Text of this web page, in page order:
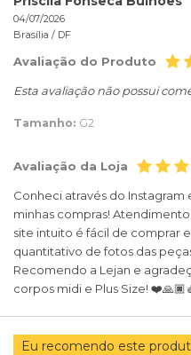
04/07/2026
Brasília / DF
Avaliação do Produto
Esta avaliação não possui
Tamanho: G2
Avaliação da Loja
Conheci através do
minhas compras!
site intuito é fácil de comprar
quantitativo de fotos das
Recomendo a Lejan e
corpos midi e Plus Size!
Eu recomendo este